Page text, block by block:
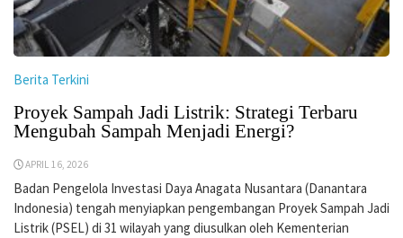
Berita Terkini
Proyek Sampah Jadi Listrik: Strategi Terbaru
Mengubah Sampah Menjadi Energi?
APRIL 16, 2026
Badan Pengelola Investasi Daya Anagata Nusantara (Danantara
Indonesia) tengah menyiapkan pengembangan Proyek Sampah Jadi
Listrik (PSEL) di 31 wilayah yang diusulkan oleh Kementerian